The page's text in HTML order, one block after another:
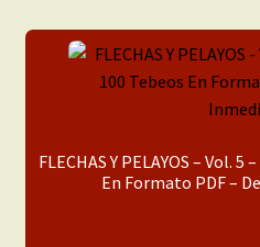
FLECHAS Y PELAYOS – Vol.
En Formato PDF –